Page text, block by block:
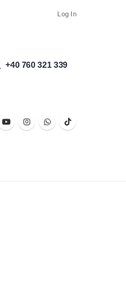
Log In
+40 760 321 339